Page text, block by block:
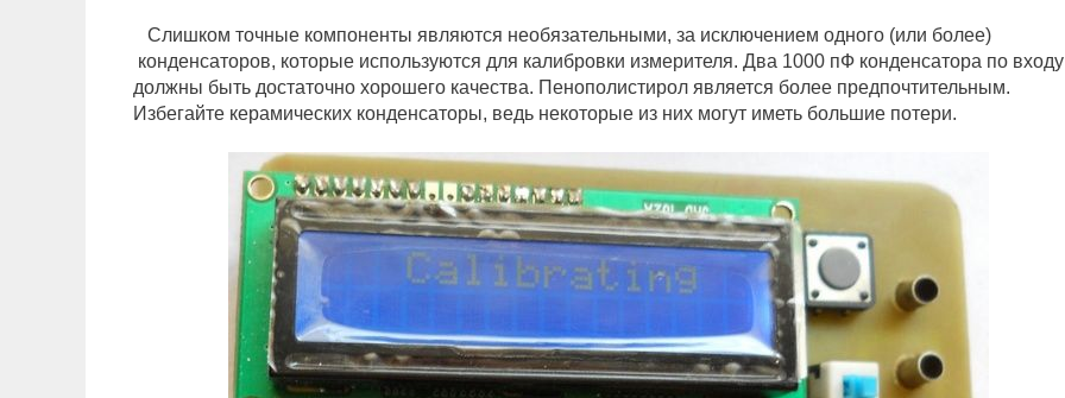
Слишком точные компоненты являются необязательными, за исключением одного (или более)
конденсаторов, которые используются для калибровки измерителя. Два 1000 пФ конденсатора по входу
должны быть достаточно хорошего качества. Пенополистирол является более предпочтительным.
Избегайте керамических конденсаторы, ведь некоторые из них могут иметь большие потери.